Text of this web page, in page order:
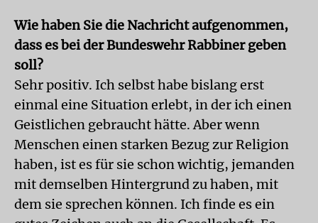
Wie haben Sie die Nachricht aufgenommen,
dass es bei der Bundeswehr Rabbiner geben
soll?
Sehr positiv. Ich selbst habe bislang erst
einmal eine Situation erlebt, in der ich einen
Geistlichen gebraucht hätte. Aber wenn
Menschen einen starken Bezug zur Religion
haben, ist es für sie schon wichtig, jemanden
mit demselben Hintergrund zu haben, mit
dem sie sprechen können. Ich finde es ein